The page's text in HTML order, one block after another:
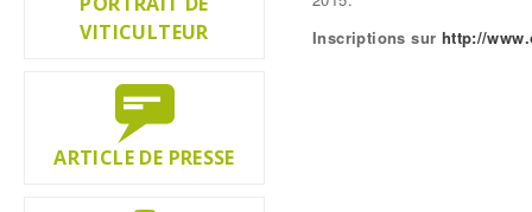
Inscriptions sur http://
VITICULTEUR
ARTICLE DE PRESSE